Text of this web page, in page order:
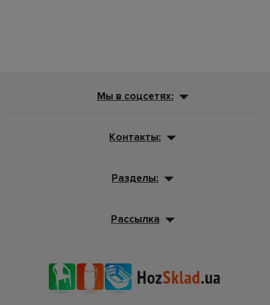
Мы в соцсетях:
Контакты:
Разделы:
Рассылка